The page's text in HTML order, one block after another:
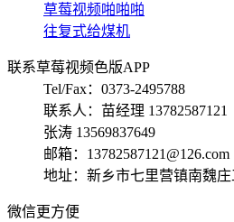
草莓视频啪啪啪
往复式给煤机
联系草莓视频色版APP
Tel/Fax：0373-2495788
联系人：苗经理 13782587121
张涛 13569837649
邮箱：13782587121@126.com
地址：新乡市七里营镇南魏庄
微信更方便